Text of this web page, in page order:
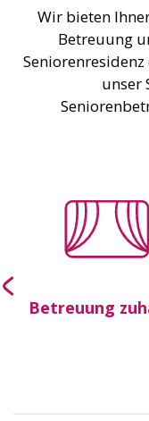
Wir bieten
Betreuung
unser
Betreuung